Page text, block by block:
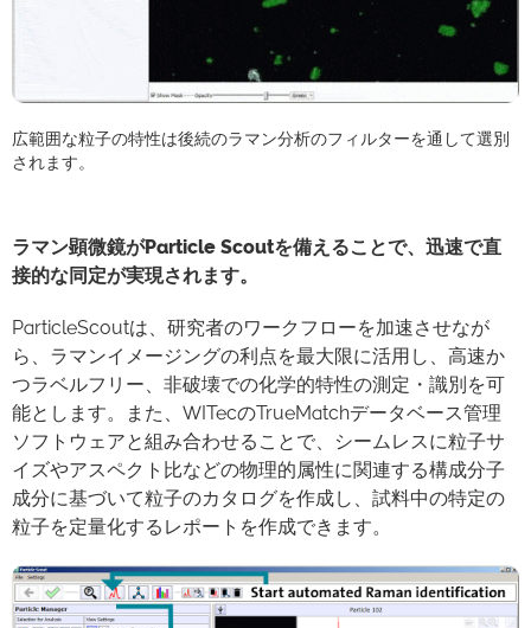
広範囲な粒子の特性は後続のラマン分析のフィルターを通して選別
されます。
ラマン顕微鏡がParticle Scoutを備えることで、迅速で直
接的な同定が実現されます。
ParticleScoutは、研究者のワークフローを加速させなが
ら、ラマンイメージングの利点を最大限に活用し、高速か
つラベルフリー、非破壊での化学的特性の測定・識別を可
能とします。また、WITecのTrueMatchデータベース管理
ソフトウェアと組み合わせることで、シームレスに粒子サ
イズやアスペクト比などの物理的属性に関連する構成分子
成分に基づいて粒子のカタログを作成し、試料中の特定の
粒子を定量化するレポートを作成できます。